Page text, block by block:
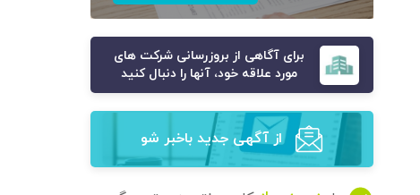
برای آگاهی از بروزرسانی شرکت های
مورد علاقه خود، آنها را دنبال کنید
از آگهی‌ جدید باخبر شو